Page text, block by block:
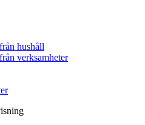
hushåll
verksamheter